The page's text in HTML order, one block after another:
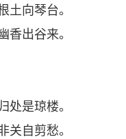
土向琴台。
香出谷来。
处是琼楼。
关自剪愁。